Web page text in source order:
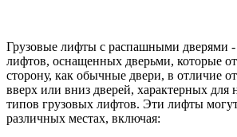
Грузовые лифты с распашными дверями -
лифтов, оснащенных дверьми, которые
сторону, как обычные двери, в отличие
вверх или вниз дверей, характерных для
типов грузовых лифтов. Эти лифты
различных местах, включая: